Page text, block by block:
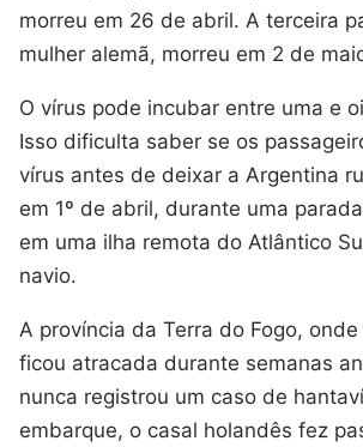
morreu em 26 de abril. A terceira
mulher alemã, morreu em 2 de
O vírus pode incubar entre uma e
Isso dificulta saber se os
vírus antes de deixar a Argentina
em 1º de abril, durante uma
em uma ilha remota do Atlântico
navio.
A província da Terra do Fogo,
ficou atracada durante semanas
nunca registrou um caso de
embarque, o casal holandês fez